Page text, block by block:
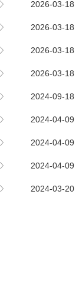
2026-03-
2026-03-
2026-03-
2026-03-
2024-09-
2024-04-
2024-04-
2024-04-
2024-03-